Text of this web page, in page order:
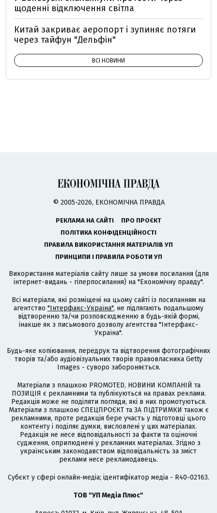
щоденні відключення світла
Китай закриває аеропорт і зупиняє потяги
через тайфун "Дельфін"
ВСІ НОВИНИ
© 2005-2026, ЕКОНОМІЧНА ПРАВДА
РЕКЛАМА НА САЙТІ
ПРО ПРОЄКТ
ПОЛІТИКА КОНФІДЕНЦІЙНОСТІ
ПРАВИЛА ВИКОРИСТАННЯ МАТЕРІАЛІВ УП
ПРИНЦИПИ І ПРАВИЛА РОБОТИ УП
Використання матеріалів сайту лише за умови посилання (для
інтернет-видань - гіперпосилання) на "Економічну правду".
Всі матеріали, які розміщені на цьому сайті із посиланням на
агентство "Інтерфакс-Україна", не підлягають подальшому
відтворенню та/чи розповсюдженню в будь-якій формі,
інакше як з письмового дозволу агентства "Інтерфакс-
Україна".
Будь-яке копіювання, передрук та відтворення фотографічних
творів та/або аудіовізуальних творів правовласника Getty
Images - суворо забороняється.
Матеріали з плашкою PROMOTED, НОВИНИ КОМПАНІЙ та
ПОЗИЦІЯ є рекламними та публікуються на правах реклами.
Редакція може не поділяти погляди, які в них промотуються.
Матеріали з плашкою СПЕЦПРОЄКТ та ЗА ПІДТРИМКИ також є
рекламними, проте редакція бере участь у підготовці цього
контенту і поділяє думки, висловлені у цих матеріалах.
Редакція не несе відповідальності за факти та оціночні
судження, оприлюднені у рекламних матеріалах. Згідно з
українським законодавством відповідальність за зміст
реклами несе рекламодавець.
Cубєкт у сфері онлайн-медіа; ідентифікатор медіа - R40-02163.
ТОВ "УП Медіа Плюс"